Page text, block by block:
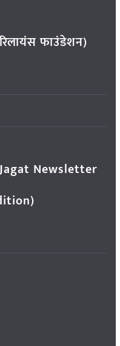
फाउंडेशन)
Newsletter